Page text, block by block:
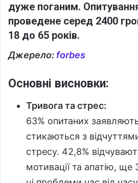
дуже поганим.
проведене серед 2400
18 до 65 років.
Джерело: forbes
Основні висновки:
Тривога та стрес:
63% опитаних
стикаються з
стресу. 42,8%
мотивації та апатію, ще